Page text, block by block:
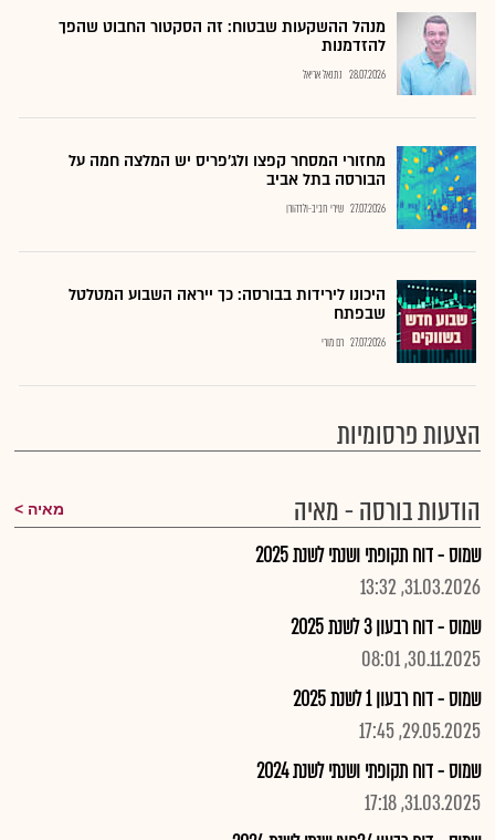
מנהל ההשקעות שבטוח: זה הסקטור החבוט שהפך
להזדמנות
28.07.2026 נתנאל אריאל
מחזורי המסחר קפצו ולג'פריס יש המלצה חמה על
הבורסה בתל אביב
27.07.2026 שירי חביב-ולדהורן
היכונו לירידות בבורסה: כך ייראה השבוע המטלטל
שבפתח
27.07.2026 רם מורי
הצעות פרסומיות
הודעות בורסה - מאיה
מאיה
שמוס - דוח תקופתי ושנתי לשנת 2025
31.03.2026, 13:32
שמוס - דוח רבעון 3 לשנת 2025
30.11.2025, 08:01
שמוס - דוח רבעון 1 לשנת 2025
29.05.2025, 17:45
שמוס - דוח תקופתי ושנתי לשנת 2024
31.03.2025, 17:18